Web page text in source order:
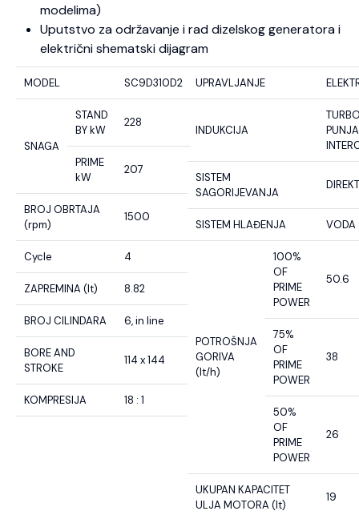
modelima)
Uputstvo za održavanje i rad dizelskog generatora i
električni shematski dijagram
MODEL SC9D310D2
SNAGA
STAND
BY kW
228
PRIME
kW
207
BROJ OBRTAJA
(rpm)
1500
Cycle 4
ZAPREMINA (lt) 8.82
BROJ CILINDARA 6, in line
BORE AND
STROKE
114 x 144
KOMPRESIJA 18 : 1
UPRAVLJANJE
INDUKCIJA
SISTEM
SAGORIJEVANJA
SISTEM HLAĐENJA VODA
POTROŠNJA
GORIVA
(lt/h)
100%
OF
PRIME
POWER
50.6
75%
OF
PRIME
POWER
38
50%
OF
PRIME
POWER
26
UKUPAN KAPACITET
ULJA MOTORA (lt)
19